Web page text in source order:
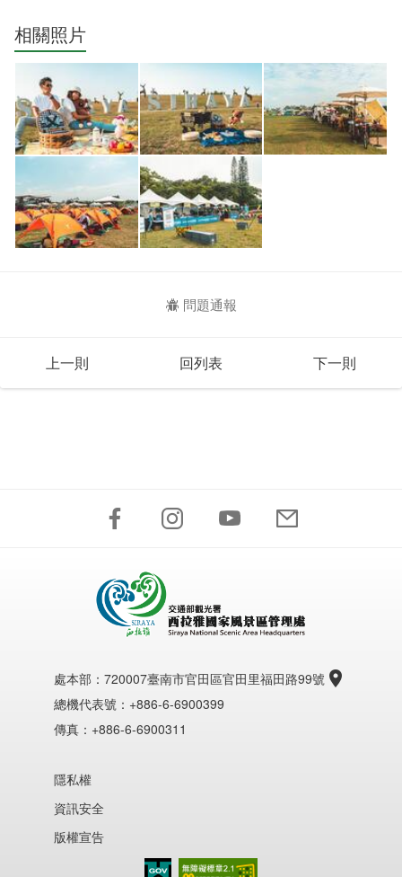
相關照片
問題通報
上一則 回列表 下一則
處本部： 720007臺南市官田區官田里福田路99號
總機代表號：+886-6-6900399
傳真：+886-6-6900311
隱私權
資訊安全
版權宣告